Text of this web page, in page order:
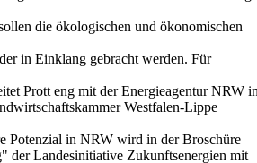
die ökologischen und ökonomischen
in Einklang gebracht werden. Für
Prott eng mit der Energieagentur NRW
Westfalen-Lippe
Potenzial in NRW wird in der Broschüre
der Landesinitiative Zukunftsenergien mit